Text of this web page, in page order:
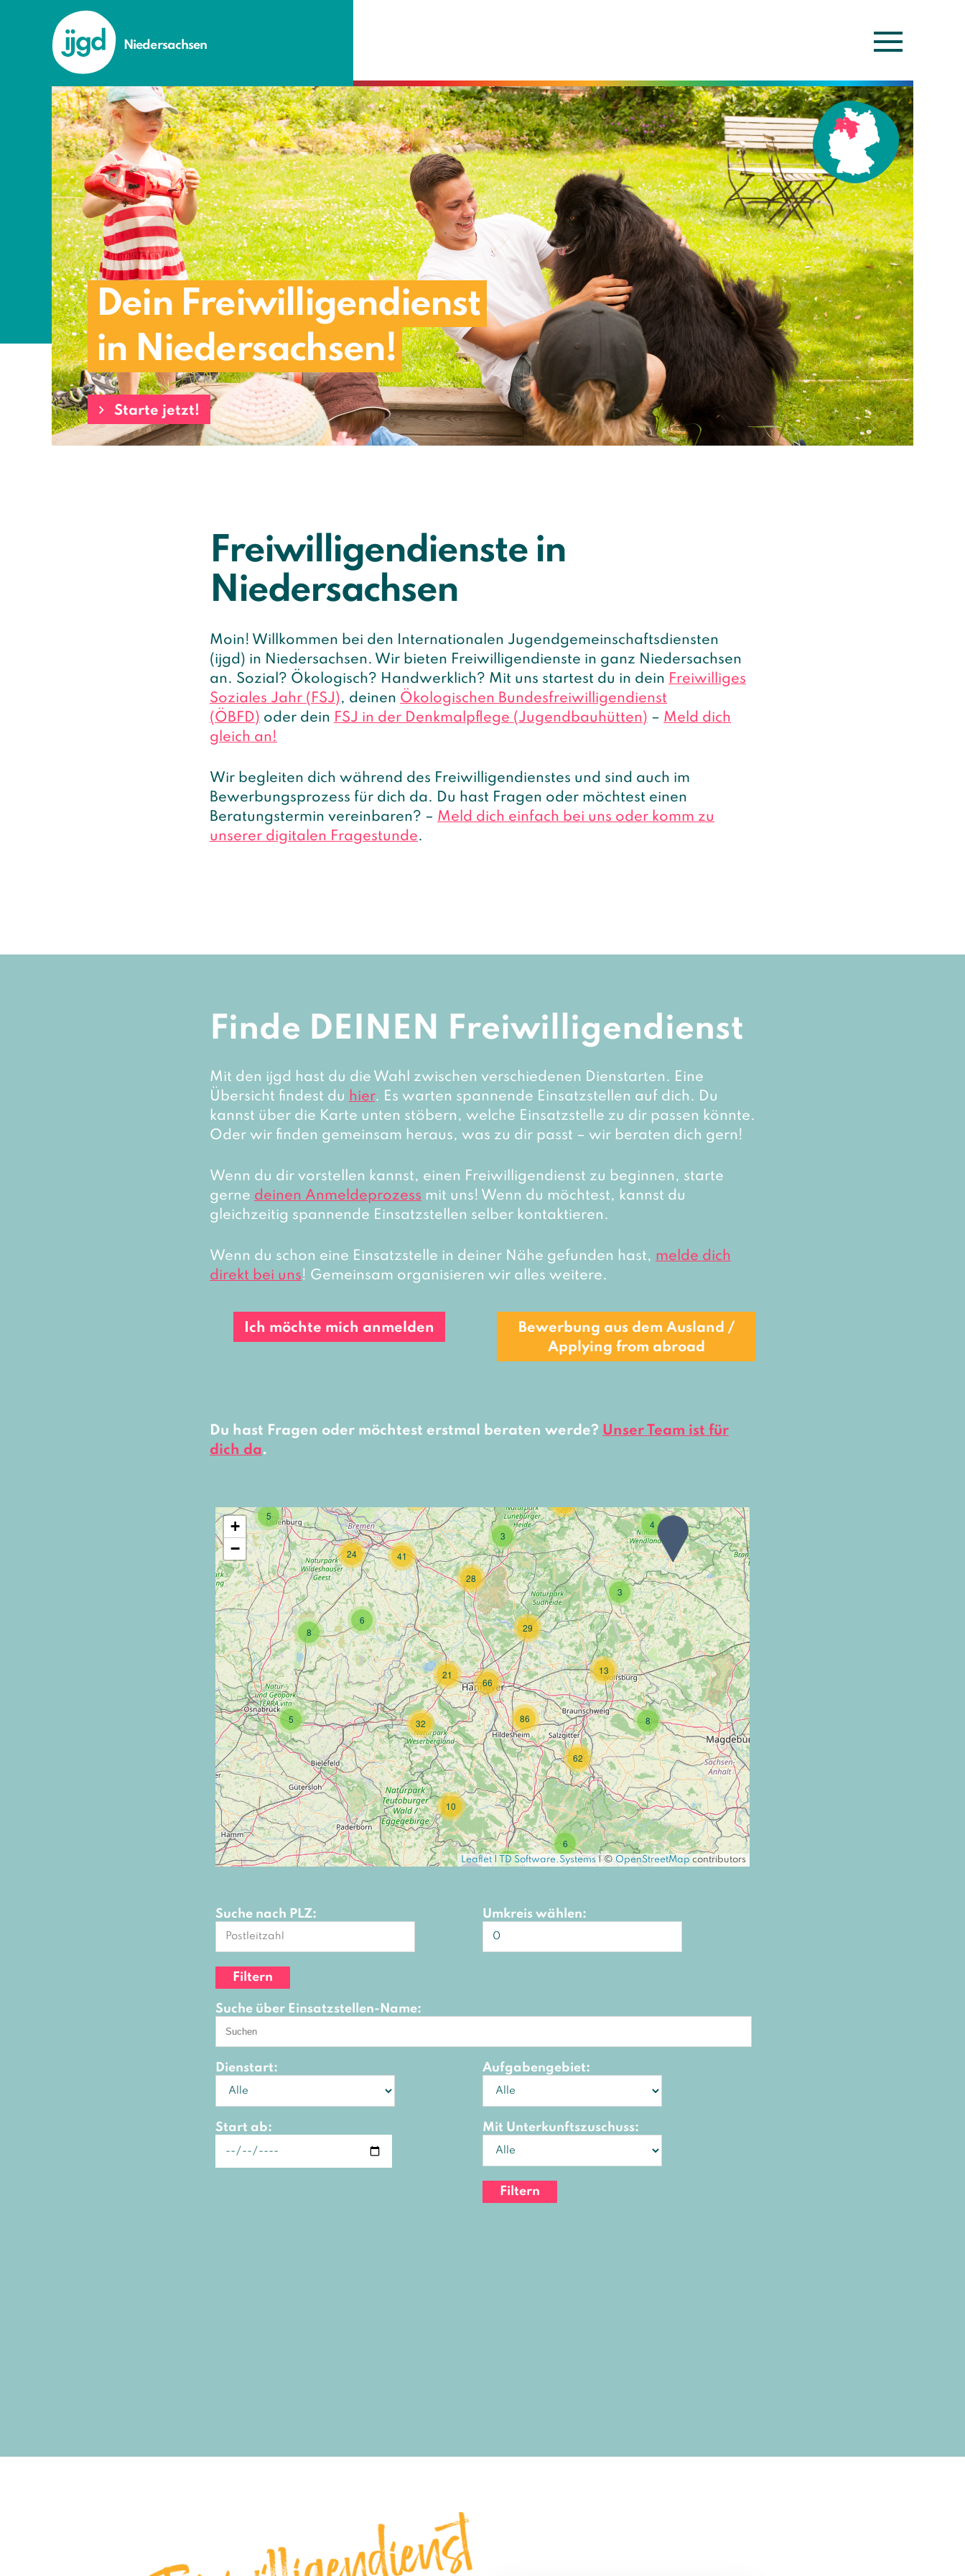
Niedersachsen
Dein Freiwilligendienst
in Niedersachsen!
Starte jetzt!
Freiwilligendienste in
Niedersachsen
Moin! Willkommen bei den Internationalen Jugendgemeinschaftsdiensten
(ijgd) in Niedersachsen. Wir bieten Freiwilligendienste in ganz Niedersachsen
an. Sozial? Ökologisch? Handwerklich? Mit uns startest du in dein Freiwilliges
Soziales Jahr (FSJ), deinen Ökologischen Bundesfreiwilligendienst
(ÖBFD) oder dein FSJ in der Denkmalpflege (Jugendbauhütten) – Meld dich
gleich an!
Wir begleiten dich während des Freiwilligendienstes und sind auch im
Bewerbungsprozess für dich da. Du hast Fragen oder möchtest einen
Beratungstermin vereinbaren? – Meld dich einfach bei uns oder komm zu
unserer digitalen Fragestunde.
Finde DEINEN Freiwilligendienst
Mit den ijgd hast du die Wahl zwischen verschiedenen Dienstarten. Eine
Übersicht findest du hier. Es warten spannende Einsatzstellen auf dich. Du
kannst über die Karte unten stöbern, welche Einsatzstelle zu dir passen könnte.
Oder wir finden gemeinsam heraus, was zu dir passt – wir beraten dich gern!
Wenn du dir vorstellen kannst, einen Freiwilligendienst zu beginnen, starte
gerne deinen Anmeldeprozess mit uns! Wenn du möchtest, kannst du
gleichzeitig spannende Einsatzstellen selber kontaktieren.
Wenn du schon eine Einsatzstelle in deiner Nähe gefunden hast, melde dich
direkt bei uns! Gemeinsam organisieren wir alles weitere.
Ich möchte mich anmelden
Bewerbung aus dem Ausland /
Applying from abroad
Du hast Fragen oder möchtest erstmal beraten werde? Unser Team ist für
dich da.